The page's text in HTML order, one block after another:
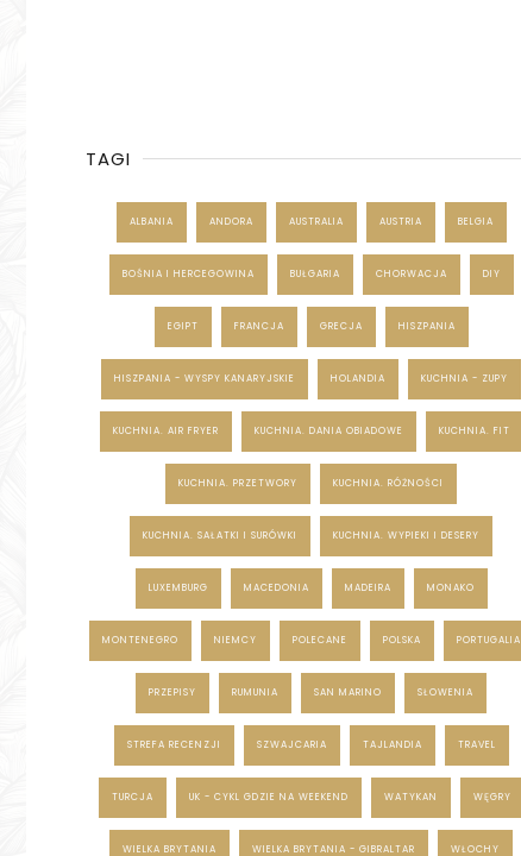
TAGI
ALBANIA ANDORA AUSTRALIA AUSTRIA BELGIA
BOŚNIA I HERCEGOWINA BUŁGARIA CHORWACJA DIY
EGIPT FRANCJA GRECJA HISZPANIA
HISZPANIA - WYSPY KANARYJSKIE HOLANDIA KUCHNIA - ZUPY
KUCHNIA. AIR FRYER KUCHNIA. DANIA OBIADOWE KUCHNIA. FIT
KUCHNIA. PRZETWORY KUCHNIA. RÓŻNOŚCI
KUCHNIA. SAŁATKI I SURÓWKI KUCHNIA. WYPIEKI I DESERY
LUXEMBURG MACEDONIA MADEIRA MONAKO
MONTENEGRO NIEMCY POLECANE POLSKA PORTUGALIA
PRZEPISY RUMUNIA SAN MARINO SŁOWENIA
STREFA RECENZJI SZWAJCARIA TAJLANDIA TRAVEL
TURCJA UK - CYKL GDZIE NA WEEKEND WATYKAN WĘGRY
WIELKA BRYTANIA WIELKA BRYTANIA - GIBRALTAR WŁOCHY